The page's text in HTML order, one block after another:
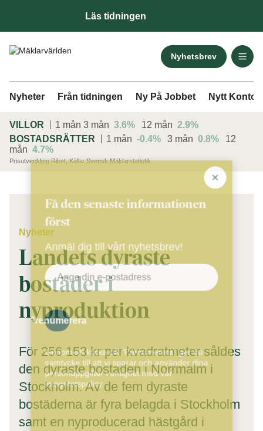
Läs tidningen
Nyhetsbrev
Nyheter Från tidningen Ny På Jobbet Nytt Kontor
VILLOR 1 mån 3 mån 3.6% 12 mån 2.9%
BOSTADSRÄTTER
1 mån -0.4% 3 mån 0.8%
12
mån 4.7%
Prisutveckling Riket, Källa: Svensk Mäklarstatistik
ANNONS
Nyheter
Landets dyraste
bostäder i
nyproduktion
För 256 153 kr per kvadratmeter såldes
den dyraste bostaden i Norrmalm i
Stockholm. Av de fem dyraste
bostäderna är fyra belagda i Stockholm
samt en nyproducerad hästgård i
Få den senaste informationen
först
Anmäl dig till vårt nyhetsbrev!
Prenumerera
Genom att klicka på "Prenumerera" ger du
samtycke till att vi sparar och använder dina
personuppgifter i enlighet med vår
integritetspolicy.